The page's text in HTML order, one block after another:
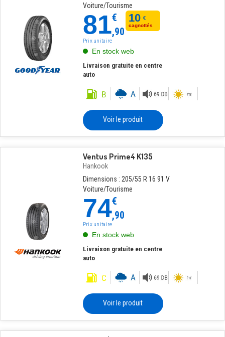
Voiture/Tourisme
81€
,90
10 €
cagnottés
Prix unitaire
En stock web
Livraison gratuite en centre
auto
Voir le produit
Ventus Prime4 K135
Hankook
Dimensions : 205/55 R 16 91 V
Voiture/Tourisme
74€
,90
Prix unitaire
En stock web
Livraison gratuite en centre
auto
Voir le produit